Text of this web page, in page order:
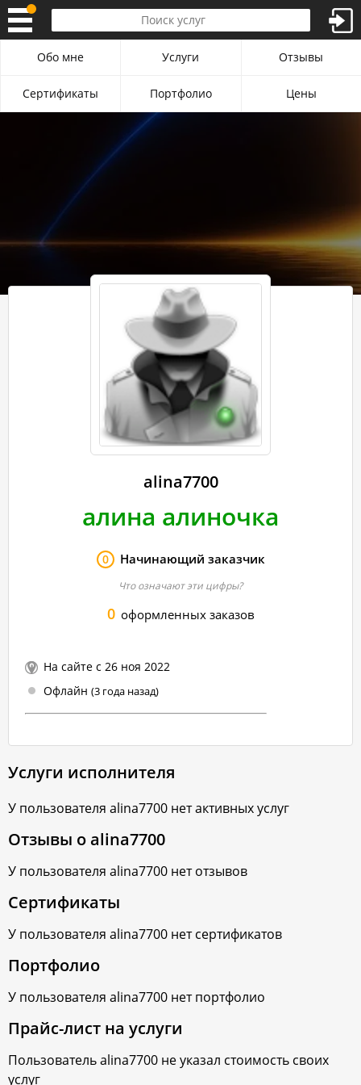
alina7700
алина алиночка
0 Начинающий заказчик
Что означают эти цифры?
0 оформленных заказов
На сайте с 26 ноя 2022
Офлайн (3 года назад)
Обо мне Услуги Отзывы
Сертификаты Портфолио Цены
Услуги исполнителя
У пользователя alina7700 нет активных услуг
Отзывы оalina7700
У пользователя alina7700 нет отзывов
Сертификаты
У пользователя alina7700 нет сертификатов
Портфолио
У пользователя alina7700 нет портфолио
Прайс-лист на услуги
Пользовательalina7700 не указал стоимость своих
услуг